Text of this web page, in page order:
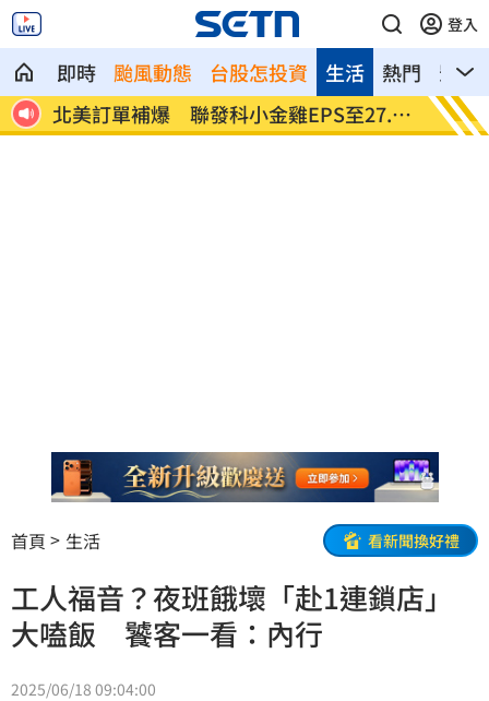
登入
即時 颱風動態 台股怎投資 熱門 影音
生活
北美訂單補爆 聯發科小金雞EPS至27.12
元
AI和你
首頁 生活 看新聞換好禮
工人福音？夜班餓壞「赴1連鎖店」
大嗑飯 饕客一看：內行
2025/06/18 09:04:00